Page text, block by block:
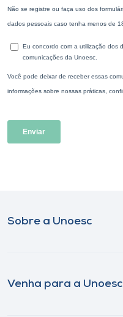
Sobre a Unoesc
Venha para a Unoesc